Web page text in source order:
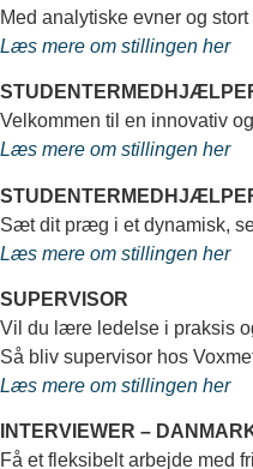
Med analytiske evner og stort
Læs mere om stillingen her
Velkommen til en innovativ
Læs mere om stillingen her
Sæt dit præg i et dynamisk,
Læs mere om stillingen her
SUPERVISOR
Vil du lære ledelse i praksis
Så bliv supervisor hos
Læs mere om stillingen her
INTERVIEWER –
Få et fleksibelt arbejde med